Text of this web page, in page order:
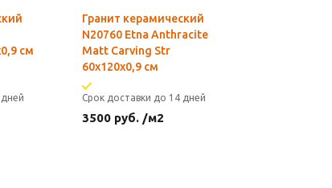
см
Гранит керамический
N20760 Etna Anthracite
Matt Carving Str
60х120х0,9 см
Срок доставки до 14 дней
3500руб. /м2